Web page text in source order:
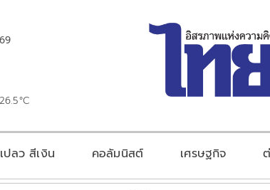
เปลว สีเงิน คอลัมนิสต์ เศรษฐกิจ